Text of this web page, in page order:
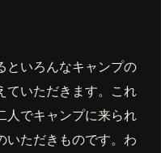
といろんなキャンプの
ていただきます。これ
人でキャンプに来られ
いただきものです。わ